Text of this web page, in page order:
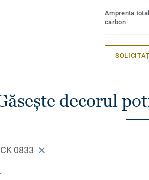
Amprenta
carbon
decorul
0833